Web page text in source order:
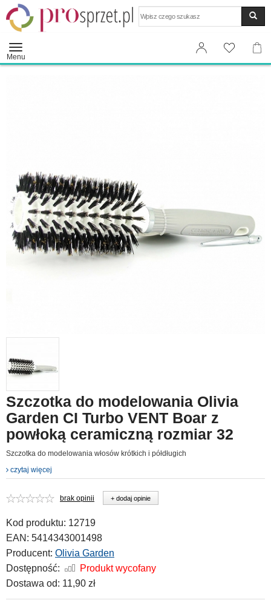
Menu
Szczotka do modelowania Olivia
Garden CI Turbo VENT Boar z
powłoką ceramiczną rozmiar 32
Szczotka do modelowania włosów krótkich i półdługich
czytaj więcej
brak opinii + dodaj opinie
Kod produktu: 12719
EAN: 5414343001498
Producent: Olivia Garden
Dostępność:
Produkt wycofany
Dostawa od: 11,90 zł